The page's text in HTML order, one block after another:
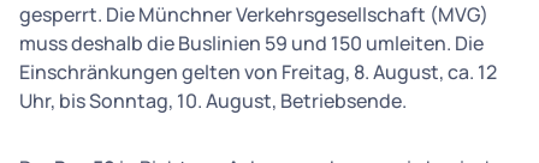
gesperrt. Die Münchner Verkehrsgesellschaft (MVG)
muss deshalb die Buslinien 59 und 150 umleiten. Die
Einschränkungen gelten von Freitag, 8. August, ca. 12
Uhr, bis Sonntag, 10. August, Betriebsende.